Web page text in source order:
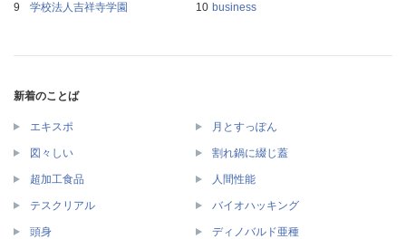
学校法人吉祥寺学園
business
新着のことば
エキスポ 月とすっぽん
図々しい 割れ鍋に綴じ蓋
超加工食品 人間性能
テスクリアル バイオハッキング
頭身 ディノバルド亜種